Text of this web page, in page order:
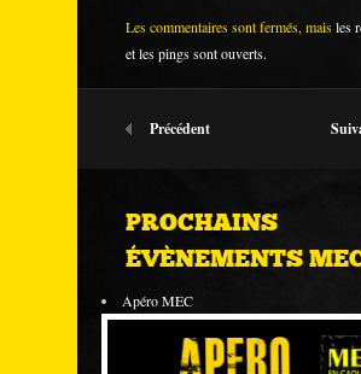
Les commentaires sont fermés, maisles
et les pings sont ouverts.
Précédent
PROCHAINS
ÉVÈNEMENTS
Apéro MEC